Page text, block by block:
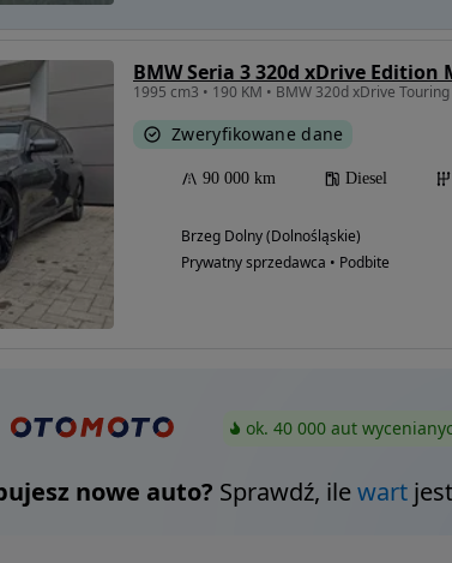
BMW Seria 3 320d xDrive Edition
1995 cm3 • 190 KM • BMW 320d xDrive
Zweryfikowane dane
90 000 km Diesel
Brzeg Dolny (Dolnośląskie)
Prywatny sprzedawca • Podbite
ok. 40 000 aut
nowe auto? Sprawdź, ilewart